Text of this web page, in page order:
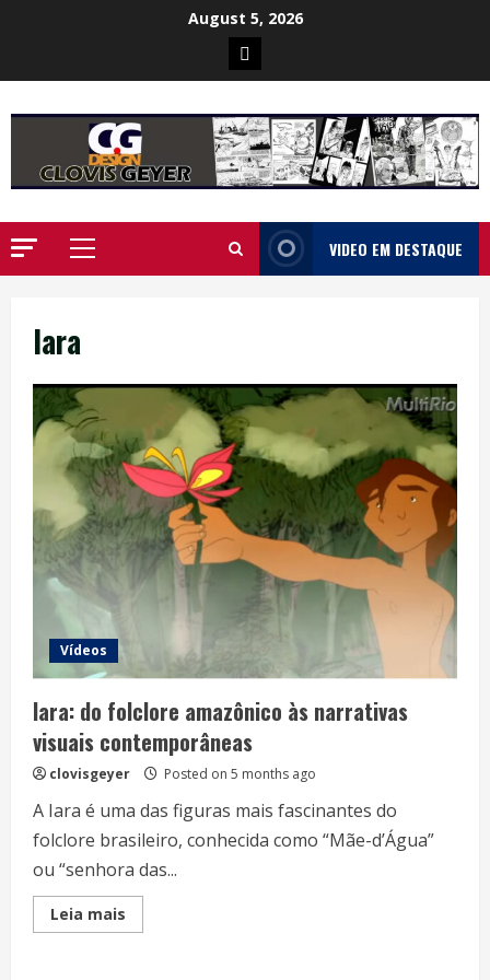
August 5, 2026
Poster
da
Ilha
Primary
VIDEO EM DESTAQUE
Iara
Vídeos
Iara: do folclore amazônico às narrativas
visuais contemporâneas
clovisgeyer Posted on 5 months ago
A Iara é uma das figuras mais fascinantes do
folclore brasileiro, conhecida como “Mãe-d’Água”
ou “senhora das...
Leia mais
more